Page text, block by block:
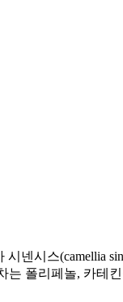
시스(camellia
폴리페놀, 카테